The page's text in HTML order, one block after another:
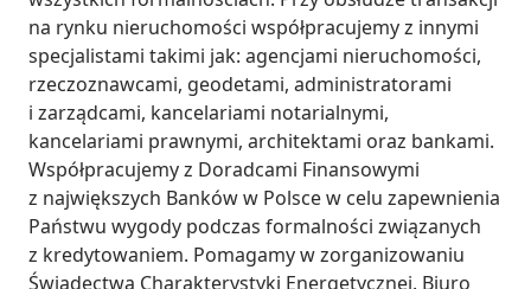
na rynku nieruchomości współpracujemy z innymi
specjalistami takimi jak: agencjami nieruchomości,
rzeczoznawcami, geodetami, administratorami
i zarządcami, kancelariami notarialnymi,
kancelariami prawnymi, architektami oraz bankami.
Współpracujemy z Doradcami Finansowymi
z największych Banków w Polsce w celu zapewnienia
Państwu wygody podczas formalności związanych
z kredytowaniem. Pomagamy w zorganizowaniu
Świadectwa Charakterystyki Energetycznej. Biuro